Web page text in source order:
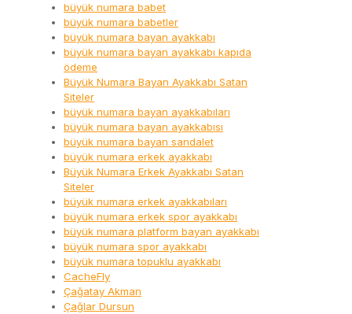
büyük numara babet
büyük numara babetler
büyük numara bayan ayakkabı
büyük numara bayan ayakkabı kapıda
ödeme
Büyük Numara Bayan Ayakkabı Satan
Siteler
büyük numara bayan ayakkabıları
büyük numara bayan ayakkabısı
büyük numara bayan sandalet
büyük numara erkek ayakkabı
Büyük Numara Erkek Ayakkabı Satan
Siteler
büyük numara erkek ayakkabıları
büyük numara erkek spor ayakkabı
büyük numara platform bayan ayakkabı
büyük numara spor ayakkabı
büyük numara topuklu ayakkabı
CacheFly
Çağatay Akman
Çağlar Dursun